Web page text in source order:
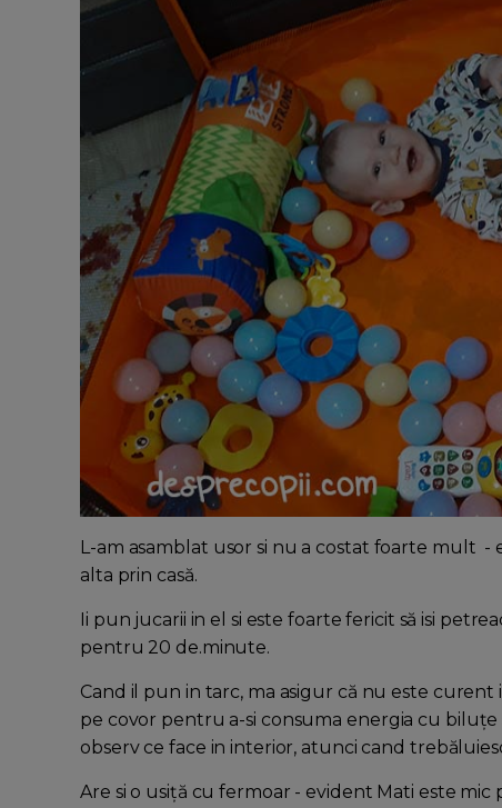
L-am asamblat usor si nu a costat foarte mult
alta prin casă.
Ii pun jucarii in el si este foarte fericit să isi
pentru 20 de.minute.
Cand il pun in tarc, ma asigur că nu este
pe covor pentru a-si consuma energia cu
observ ce face in interior, atunci cand
Are si o usiță cu fermoar - evident Mati este